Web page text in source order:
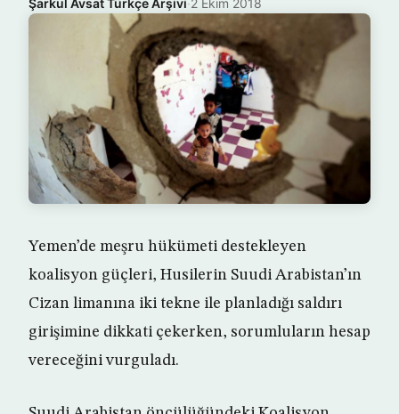
Şarkul Avsat Türkçe Arşivi·2 Ekim 2018
Yemen’de meşru hükümeti destekleyen
koalisyon güçleri, Husilerin Suudi Arabistan’ın
Cizan limanına iki tekne ile planladığı saldırı
girişimine dikkati çekerken, sorumluların hesap
vereceğini vurguladı.